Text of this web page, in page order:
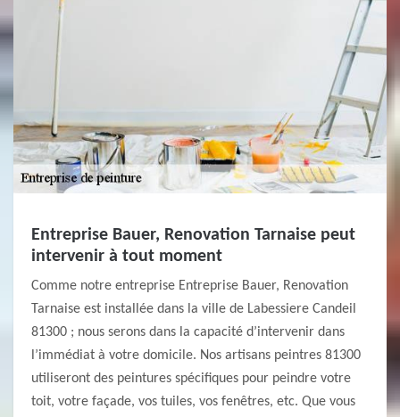
Entreprise Bauer, Renovation Tarnaise peut
intervenir à tout moment
Comme notre entreprise Entreprise Bauer, Renovation
Tarnaise est installée dans la ville de Labessiere Candeil
81300 ; nous serons dans la capacité d’intervenir dans
l’immédiat à votre domicile. Nos artisans peintres 81300
utiliseront des peintures spécifiques pour peindre votre
toit, votre façade, vos tuiles, vos fenêtres, etc. Que vous